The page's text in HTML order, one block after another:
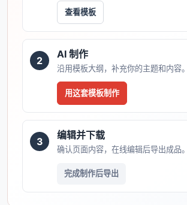
查看模板
2
AI 制作
沿用模板大纲，补充你的主题和内容。
用这套模板制作
3
编辑并下载
确认页面内容，在线编辑后导出成品。
完成制作后导出